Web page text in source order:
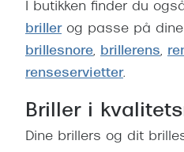
I butikken finder du
brillerog passe på
brillesnore, brillerens,
renseservietter.
Briller i
Dine brillers og dit